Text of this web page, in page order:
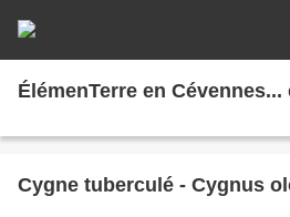
ÉlémenTerre en
Cygne tuberculé - Cygnus